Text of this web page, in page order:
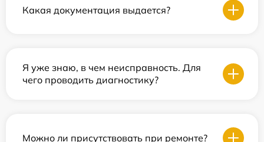
Какая документация выдается?
Я уже знаю, в чем неисправность. Для
чего проводить диагностику?
Можно ли присутствовать при ремонте?